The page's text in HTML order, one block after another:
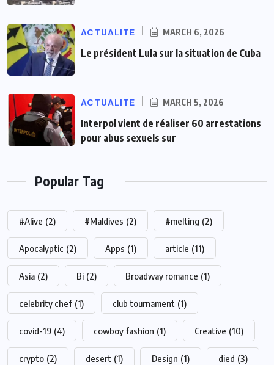
ACTUALITE MARCH 6, 2026
Le président Lula sur la situation de Cuba
ACTUALITE MARCH 5, 2026
Interpol vient de réaliser 60 arrestations
pour abus sexuels sur
Popular Tag
#Alive (2) #Maldives (2) #melting (2)
Apocalyptic (2) Apps (1) article (11)
Asia (2) Bi (2) Broadway romance (1)
celebrity chef (1) club tournament (1)
covid-19 (4) cowboy fashion (1) Creative (10)
crypto (2) desert (1) Design (1) died (3)